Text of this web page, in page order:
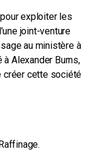
exploiter les
joint-venture
au ministère à
Alexander Burns,
créer cette société